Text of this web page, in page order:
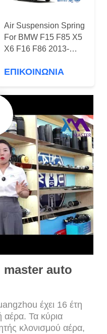
Air Suspension Spring
For BMW F15 F85 X5
X6 F16 F86 2013-
Spring 37126795013
6795014
37126795014
ΕΠΙΚΟΙΝΩΝΊΑ
master auto
έχει 16 έτη
αέρα. Τα κύρια
κλονισμού αέρα,